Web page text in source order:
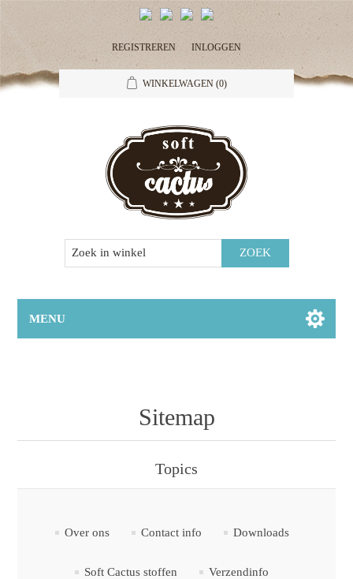
REGISTREREN INLOGGEN
WINKELWAGEN (0)
MENU
Sitemap
Topics
Over ons Contact info Downloads
Soft Cactus stoffen Verzendinfo